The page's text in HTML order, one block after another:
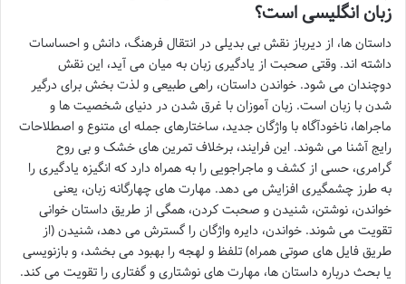
زبان انگلیسی است؟
داستان ها، از دیرباز نقش بی بدیلی در انتقال فرهنگ، دانش و احساسات
داشته اند. وقتی صحبت از یادگیری زبان به میان می آید، این نقش
دوچندان می شود. خواندن داستان، راهی طبیعی و لذت بخش برای درگیر
شدن با زبان است. زبان آموزان با غرق شدن در دنیای شخصیت ها و
ماجراها، ناخودآگاه با واژگان جدید، ساختارهای جمله ای متنوع و اصطلاحات
رایج آشنا می شوند. این فرایند، برخلاف تمرین های خشک و بی روح
گرامری، حسی از کشف و ماجراجویی را به همراه دارد که انگیزه یادگیری را
به طرز چشمگیری افزایش می دهد. مهارت های چهارگانه زبان، یعنی
خواندن، نوشتن، شنیدن و صحبت کردن، همگی از طریق داستان خوانی
تقویت می شوند. خواندن، دایره واژگان را گسترش می دهد، شنیدن (از
طریق فایل های صوتی همراه) تلفظ و لهجه را بهبود می بخشد، و بازنویسی
یا بحث درباره داستان ها، مهارت های نوشتاری و گفتاری را تقویت می کند.